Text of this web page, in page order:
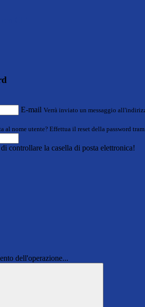
E-mail Verrà inviato un messaggio
al nome utente? Effettua il reset della password
controllare la casella di posta elettronica!
dell'operazione...